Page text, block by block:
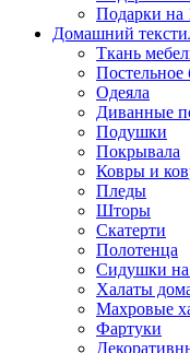
Подарки на
Домашний
Ткань
Постельное
Одеяла
Диванные
Подушки
Покрывала
Ковры и
Пледы
Шторы
Скатерти
Полотенца
Сидушки на
Халаты
Махровые
Фартуки